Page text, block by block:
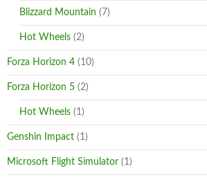
Blizzard Mountain (7)
Hot Wheels (2)
Forza Horizon 4 (10)
Forza Horizon 5 (2)
Hot Wheels (1)
Genshin Impact (1)
Microsoft Flight Simulator (1)